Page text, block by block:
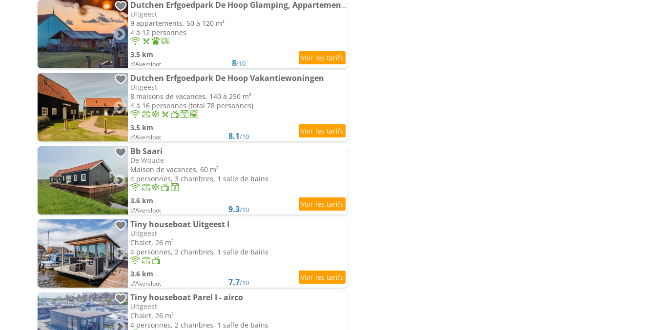
Dutchen Erfgoedpark De Hoop Glamping, Appartementen & Cottages
Uitgeest
9 appartements, 50 à 120 m²
4 à 12 personnes
3.5 km
d'Akersloot 8/10
Dutchen Erfgoedpark De Hoop Vakantiewoningen
Uitgeest
8 maisons de vacances, 140 à 250 m²
4 à 16 personnes (total 78 personnes)
3.5 km
d'Akersloot 8.1/10
Bb Saari
De Woude
Maison de vacances, 60 m²
4 personnes, 3 chambres, 1 salle de bains
3.6 km
d'Akersloot 9.3/10
Tiny houseboat Uitgeest I
Uitgeest
Chalet, 26 m²
4 personnes, 2 chambres, 1 salle de bains
3.6 km
d'Akersloot 7.7/10
Tiny houseboat Parel I - airco
Uitgeest
Chalet, 26 m²
4 personnes, 2 chambres, 1 salle de bains